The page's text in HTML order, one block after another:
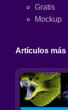
Gratis
Mockup
Artículos